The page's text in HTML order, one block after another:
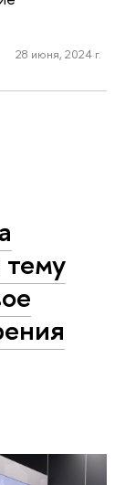
28 июня, 2024 г.
тему